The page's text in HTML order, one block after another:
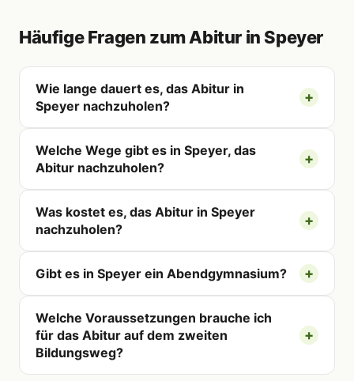
Häufige Fragen zum Abitur in Speyer
Wie lange dauert es, das Abitur in
Speyer nachzuholen?
Welche Wege gibt es in Speyer, das
Abitur nachzuholen?
Was kostet es, das Abitur in Speyer
nachzuholen?
Gibt es in Speyer ein Abendgymnasium?
Welche Voraussetzungen brauche ich
für das Abitur auf dem zweiten
Bildungsweg?